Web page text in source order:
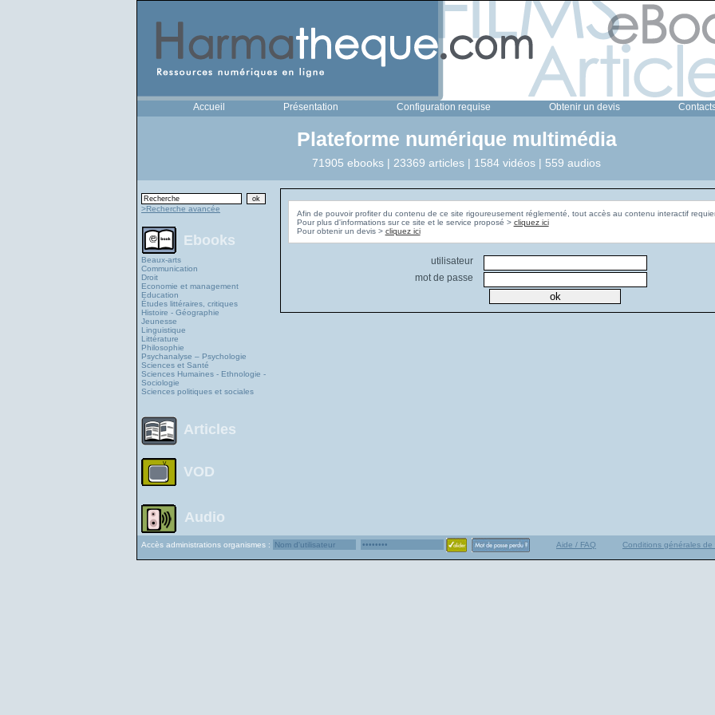
Accueil Présentation Configuration requise Obtenir un devis
Plateforme numérique multimédia
71905 ebooks | 23369 articles | 1584 vidéos | 559 audios
>Recherche avancée
Ebooks
Beaux-arts
Communication
Droit
Economie et management
Education
Études littéraires, critiques
Histoire - Géographie
Jeunesse
Linguistique
Littérature
Philosophie
Psychanalyse – Psychologie
Sciences et Santé
Sciences Humaines - Ethnologie -
Sociologie
Sciences politiques et sociales
Articles
VOD
Audio
Afin de pouvoir profiter du contenu de ce site rigoureusement réglementé, tout accès au contenu interactif
Pour plus d'informations sur ce site et le service proposé > cliquez ici
Pour obtenir un devis > cliquez ici
utilisateur
mot de passe
Accès administrations organismes : Aide / FAQ Conditions générales de